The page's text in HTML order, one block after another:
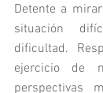
Detente a
situación
dificultad.
ejercicio de
perspectivas